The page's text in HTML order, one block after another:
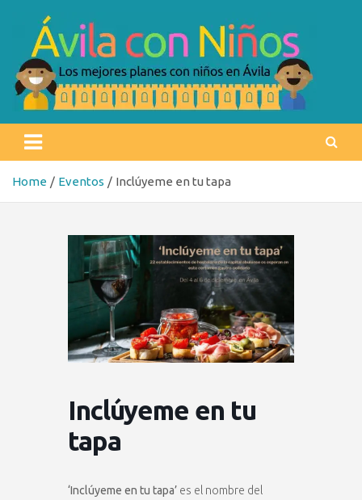
content
Ávila con niños
Home Eventos Inclúyeme en tu tapa
Inclúyeme en tu
tapa
‘Inclúyeme en tu tapa’ es el nombre del